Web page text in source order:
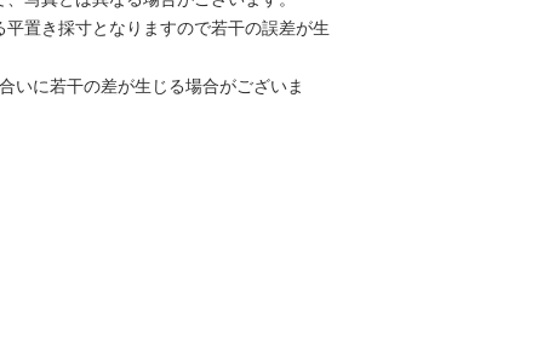
置き採寸となりますので若干の誤差が生
いに若干の差が生じる場合がございま